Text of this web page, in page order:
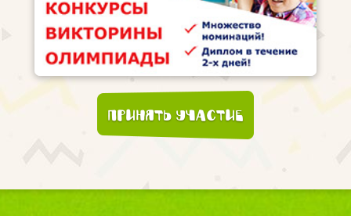
Принять участие